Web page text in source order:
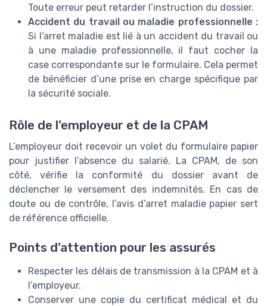
Toute erreur peut retarder l’instruction du dossier.
Accident du travail ou maladie professionnelle :
Si l’arret maladie est lié à un accident du travail ou
à une maladie professionnelle, il faut cocher la
case correspondante sur le formulaire. Cela permet
de bénéficier d’une prise en charge spécifique par
la sécurité sociale.
Rôle de l’employeur et de la CPAM
L’employeur doit recevoir un volet du formulaire papier
pour justifier l’absence du salarié. La CPAM, de son
côté, vérifie la conformité du dossier avant de
déclencher le versement des indemnités. En cas de
doute ou de contrôle, l’avis d’arret maladie papier sert
de référence officielle.
Points d’attention pour les assurés
Respecter les délais de transmission à la CPAM et à
l’employeur.
Conserver une copie du certificat médical et du